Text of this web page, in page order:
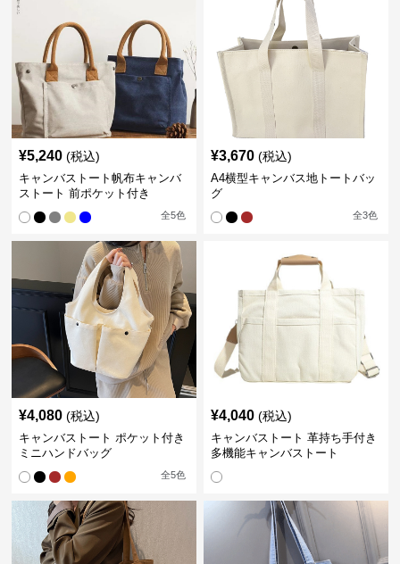
¥5,240 (税込)
キャンバストート帆布キャンバ
ストート 前ポケット付き
全5色
¥3,670 (税込)
A4横型キャンバス地トートバッ
グ
全3色
¥4,080 (税込)
キャンバストート ポケット付き
ミニハンドバッグ
全5色
¥4,040 (税込)
キャンバストート 革持ち手付き
多機能キャンバストート